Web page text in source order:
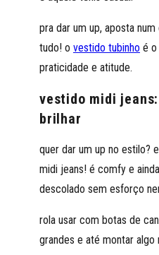
pra dar um up, aposta
tudo! o vestido tubinho é o
praticidade e atitude.
vestido midi
brilhar
quer dar um up no estilo?
midi jeans! é comfy e
descolado sem esforço
rola usar com botas de
grandes e até montar